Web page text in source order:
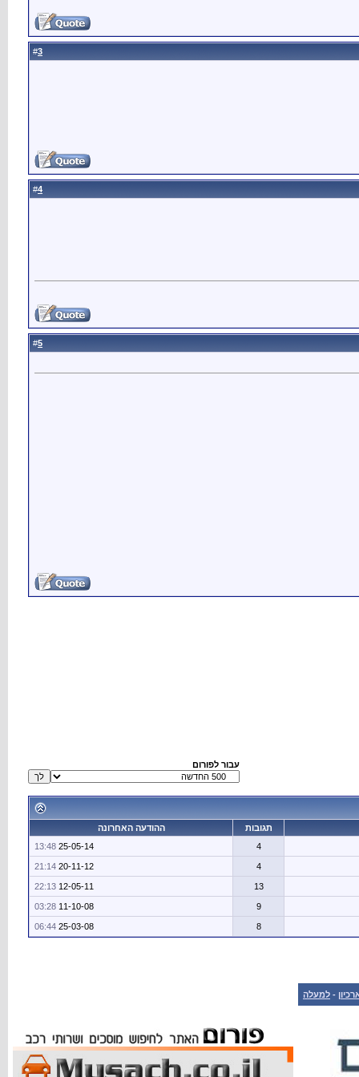
3
4
5
עבור לפורום
תגובות
ההודעה האחרונה
4
25-05-14
13:48
4
20-11-12
21:14
13
12-05-11
22:13
9
11-10-08
03:28
8
25-03-08
06:44
- למעלה